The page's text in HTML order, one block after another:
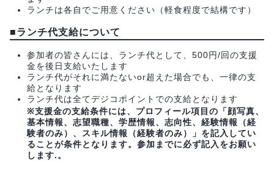
ランチは各自でご用意ください（軽食程度で結構です）
■ランチ代支給について
参加者の皆さんには、ランチ代として、500円/回の支援
金を後日支給いたします
ランチ代がそれに満たないor超えた場合でも、一律の支
給となります
ランチ代は全てデジコポイントでの支給となります
※支援金の支給条件には、プロフィール項目の「顔写真、
基本情報、志望職種、学歴情報、志向性、経験情報（経
験者のみ）、スキル情報（経験者のみ）」を記入してい
ることが条件となります。参加までに必ず記入をお願い
します.。